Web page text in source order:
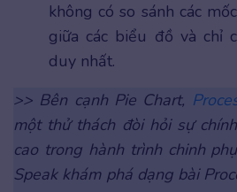
không có so sánh các
giữa các biểu đồ và chỉ
duy nhất.
>> Bên cạnh Pie Chart,
một thử thách đòi hỏi sự
cao trong hành trình chinh
Speak khám phá dạng bài